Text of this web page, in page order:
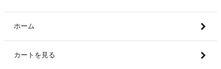
ホーム
カートを見る